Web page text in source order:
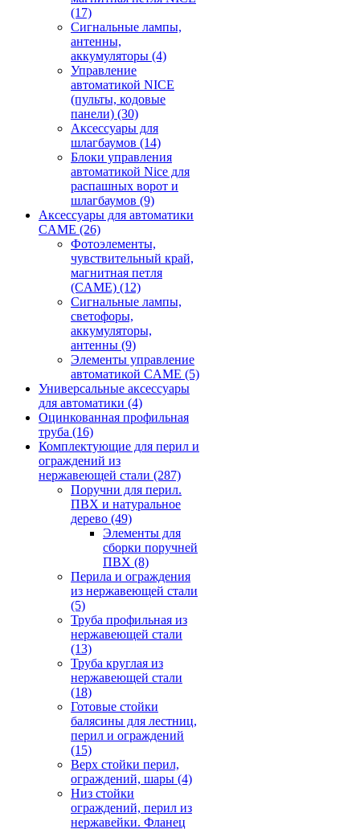
(17)
Сигнальные лампы,
антенны,
аккумуляторы (4)
Управление
автоматикой NICE
(пульты, кодовые
панели) (30)
Аксессуары для
шлагбаумов (14)
Блоки управления
автоматикой Nice для
распашных ворот и
шлагбаумов (9)
Аксессуары для автоматики
CAME (26)
Фотоэлементы,
чувствительный край,
магнитная петля
(CAME) (12)
Сигнальные лампы,
светофоры,
аккумуляторы,
антенны (9)
Элементы управление
автоматикой CAME (5)
Универсальные аксессуары
для автоматики (4)
Оцинкованная профильная
труба (16)
Комплектующие для перил и
ограждений из
нержавеющей стали (287)
Поручни для перил.
ПВХ и натуральное
дерево (49)
Элементы для
сборки поручней
ПВХ (8)
Перила и ограждения
из нержавеющей стали
(5)
Труба профильная из
нержавеющей стали
(13)
Труба круглая из
нержавеющей стали
(18)
Готовые стойки
балясины для лестниц,
перил и ограждений
(15)
Верх стойки перил,
ограждений, шары (4)
Низ стойки
ограждений, перил из
нержавейки. Фланец